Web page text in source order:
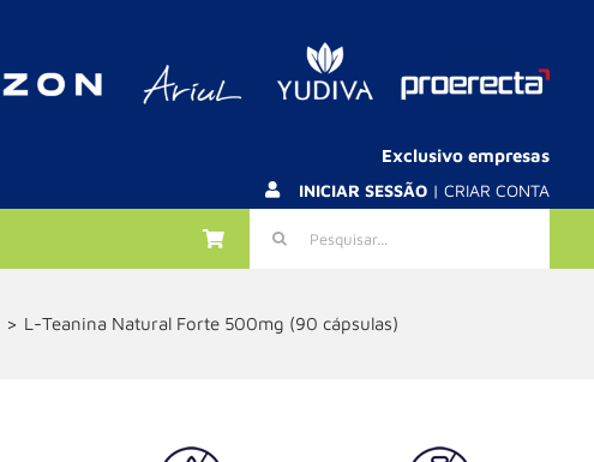
Exclusivo empresas
INICIAR SESSÃO | CRIAR CONTA
L-Teanina Natural Forte 500mg (90 cápsulas)